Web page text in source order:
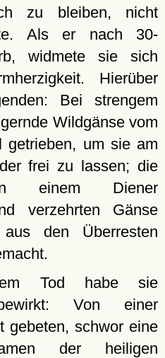
zu bleiben, nicht
Als er nach 30-
widmete sie sich
Hierüber
Bei strengem
Wildgänse vom
getrieben, um sie am
frei zu lassen; die
einem Diener
verzehrten Gänse
den Überresten
Tod habe sie
Von einer
gebeten, schwor eine
der heiligen